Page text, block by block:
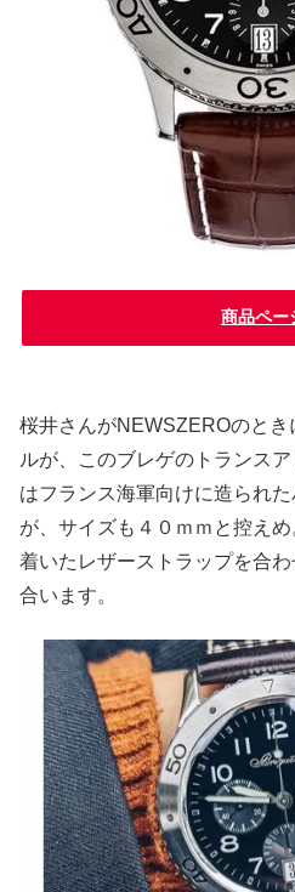
商品ペー
桜井さんがNEWSZEROのと
ルが、このブレゲのトランス
はフランス海軍向けに造られ
が、サイズも４０ｍｍと控え
着いたレザーストラップを合
合います。